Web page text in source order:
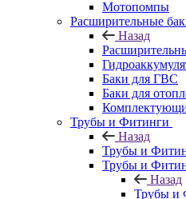
Мотопомпы
Расширительные
Назад
Баки для ГВС
Баки для
Трубы и Фитинги
Назад
Трубы и
Трубы и
Назад
Трубы и